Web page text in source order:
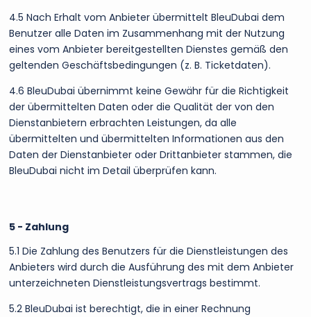
4.5 Nach Erhalt vom Anbieter übermittelt BleuDubai dem
Benutzer alle Daten im Zusammenhang mit der Nutzung
eines vom Anbieter bereitgestellten Dienstes gemäß den
geltenden Geschäftsbedingungen (z. B. Ticketdaten).
4.6 BleuDubai übernimmt keine Gewähr für die Richtigkeit
der übermittelten Daten oder die Qualität der von den
Dienstanbietern erbrachten Leistungen, da alle
übermittelten und übermittelten Informationen aus den
Daten der Dienstanbieter oder Drittanbieter stammen, die
BleuDubai nicht im Detail überprüfen kann.
5 - Zahlung
5.1 Die Zahlung des Benutzers für die Dienstleistungen des
Anbieters wird durch die Ausführung des mit dem Anbieter
unterzeichneten Dienstleistungsvertrags bestimmt.
5.2 BleuDubai ist berechtigt, die in einer Rechnung